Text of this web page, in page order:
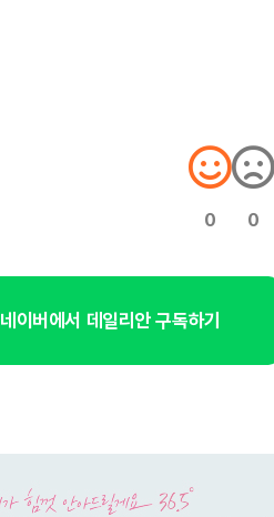
0 0
네이버에서 데일리안 구독하기